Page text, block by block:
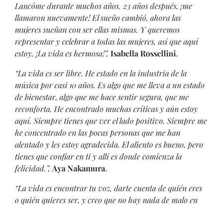
Lancôme durante muchos años. 23 años después, ¡me
llamaron nuevamente! El sueño cambió, ahora las
mujeres sueñan con ser ellas mismas. Y queremos
representar y celebrar a todas las mujeres, así que aquí
estoy. ¡La vida es hermosa!”, Isabella Rossellini.
“La vida es ser libre. He estado en la industria de la
música por casi 10 años. Es algo que me lleva a un estado
de bienestar, algo que me hace sentir segura, que me
reconforta. He encontrado muchas críticas y aún estoy
aquí. Siempre tienes que ver el lado positivo. Siempre me
he concentrado en las pocas personas que me han
alentado y les estoy agradecida. El aliento es bueno, pero
tienes que confiar en ti y allí es donde comienza la
felicidad.”, Aya Nakamura.
“La vida es encontrar tu voz, darte cuenta de quién eres
o quién quieres ser, y creo que no hay nada de malo en